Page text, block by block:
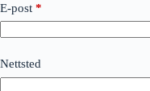
E-post *
Nettsted